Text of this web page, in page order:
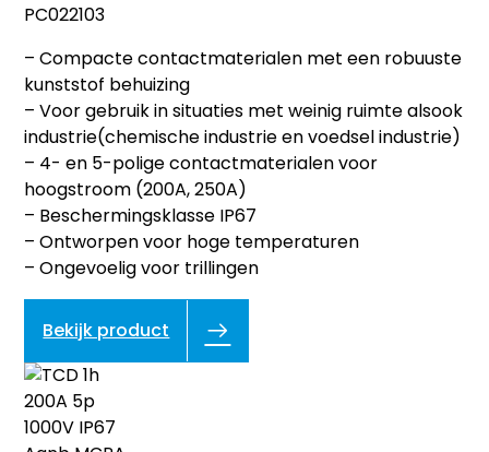
PC022103
– Compacte contactmaterialen met een robuuste
kunststof behuizing
– Voor gebruik in situaties met weinig ruimte alsook
industrie(chemische industrie en voedsel industrie)
– 4- en 5-polige contactmaterialen voor
hoogstroom (200A, 250A)
– Beschermingsklasse IP67
– Ontworpen voor hoge temperaturen
– Ongevoelig voor trillingen
Bekijk product